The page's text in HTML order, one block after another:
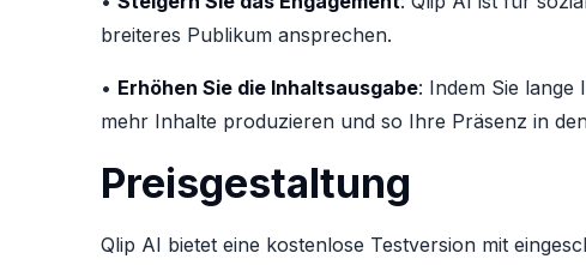
breiteres Publikum ansprechen.
• Erhöhen Sie die Inhaltsausgabe: Indem Sie
mehr Inhalte produzieren und so Ihre Präsenz in
Preisgestaltung
Qlip AI bietet eine kostenlose Testversion mit